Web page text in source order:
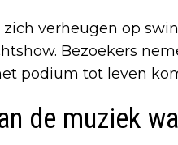
verheugen op
Bezoekers
podium tot leven
de muziek